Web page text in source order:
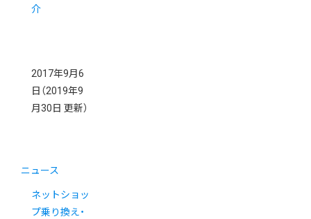
介
2017年9月6
日 （2019年9
月30日 更新）
ニュース
ネットショッ
プ乗り換え・